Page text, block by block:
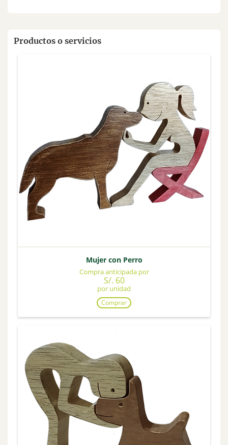
Productos o servicios
Mujer con Perro
Compra anticipada por
S/. 60
por unidad
Comprar